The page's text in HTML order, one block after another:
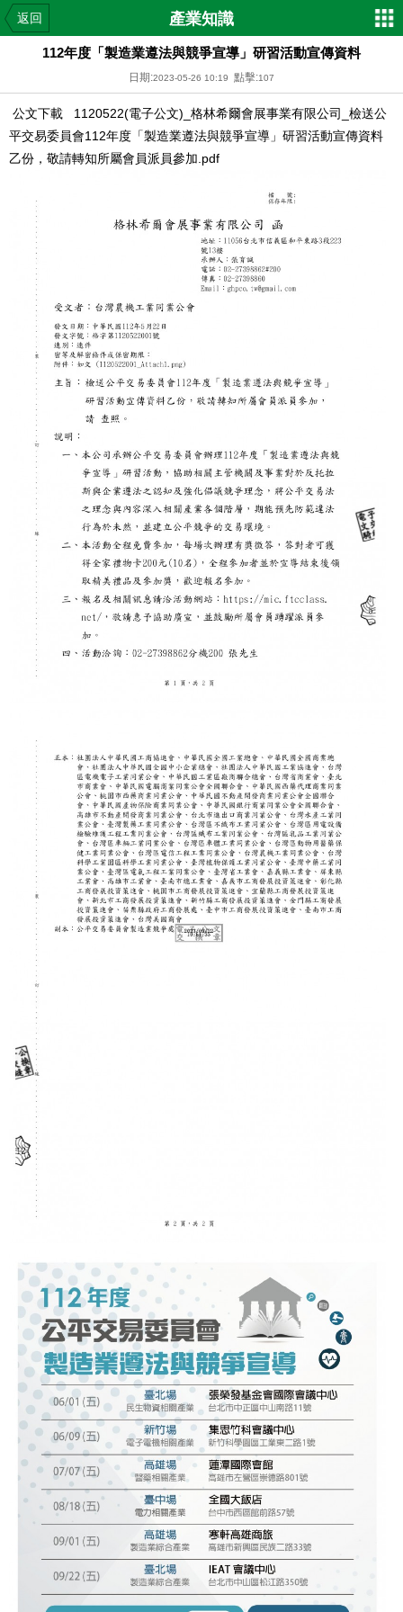
返回 產業知識
112年度「製造業遵法與競爭宣導」研習活動宣傳資料
日期:2023-05-26 10:19 點擊:107
公文下載
1120522(電子公文)_格林希爾會展事業有限公司_檢送公
平交易委員會112年度「製造業遵法與競爭宣導」研習活動宣傳資料
乙份，敬請轉知所屬會員派員參加.pdf